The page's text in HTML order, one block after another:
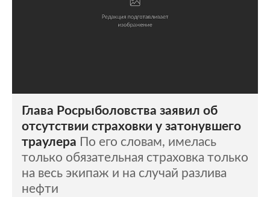
Глава Росрыболовства заявил об
отсутствии страховки у затонувшего
траулера По его словам, имелась
только обязательная страховка только
на весь экипаж и на случай разлива
нефти